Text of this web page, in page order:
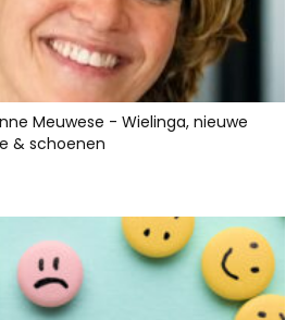
Meuwese - Wielinga, nieuwe
& schoenen